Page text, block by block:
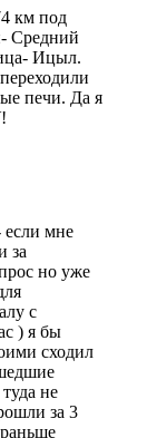
км под
Средний
Ицыл.
печи. Да я
если мне
за
но уже
с
) я бы
сходил
не
за 3